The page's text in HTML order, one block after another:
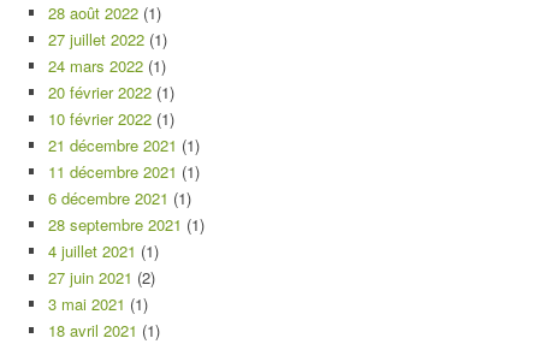
28 août 2022 (1)
27 juillet 2022 (1)
24 mars 2022 (1)
20 février 2022 (1)
10 février 2022 (1)
21 décembre 2021 (1)
11 décembre 2021 (1)
6 décembre 2021 (1)
28 septembre 2021 (1)
4 juillet 2021 (1)
27 juin 2021 (2)
3 mai 2021 (1)
18 avril 2021 (1)